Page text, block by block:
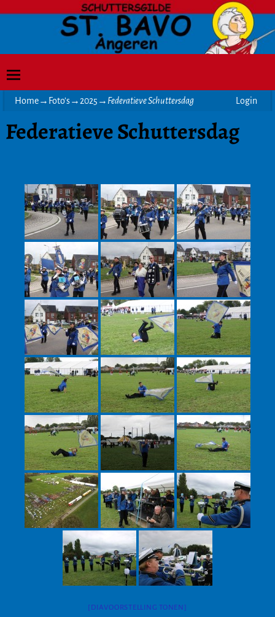
Home→ Foto’s→ 2025 → Federatieve Schuttersdag Login
Federatieve Schuttersdag
[DIAVOORSTELLING TONEN]